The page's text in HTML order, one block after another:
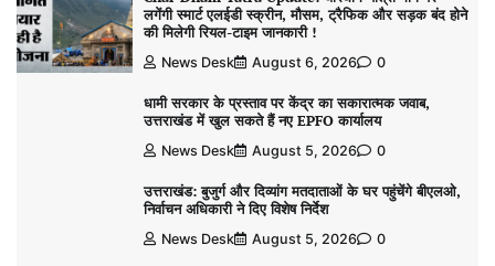
लगेंगी स्मार्ट एलईडी स्क्रीन, मौसम, ट्रैफिक और सड़क बंद होने
की मिलेगी रियल-टाइम जानकारी !
News Desk August 6, 2026 0
धामी सरकार के प्रस्ताव पर केंद्र का सकारात्मक जवाब,
उत्तराखंड में खुल सकते हैं नए EPFO कार्यालय
News Desk August 5, 2026 0
उत्तराखंड: बुजुर्ग और दिव्यांग मतदाताओं के घर पहुंचेंगे बीएलओ,
निर्वाचन अधिकारी ने दिए विशेष निर्देश
News Desk August 5, 2026 0